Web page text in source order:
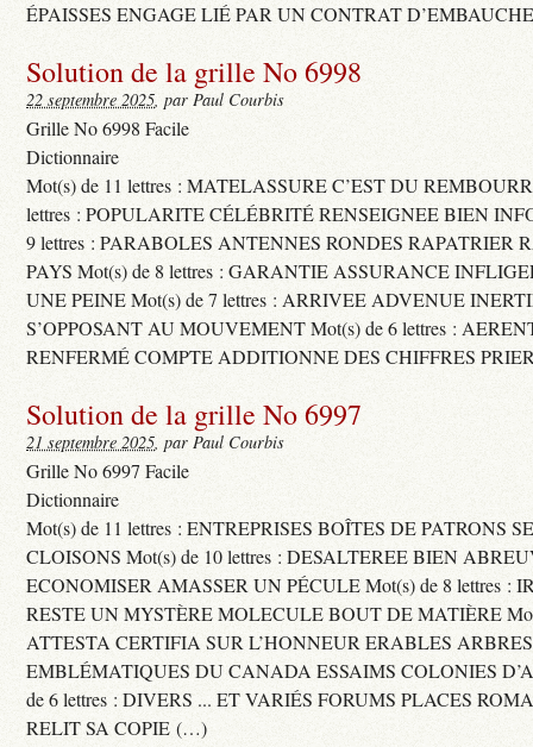
ÉPAISSES ENGAGE LIÉ PAR UN CONTRAT
Solution de la grille No 6998
22 septembre 2025, par Paul Courbis
Grille No 6998 Facile
Dictionnaire
Mot(s) de 11 lettres : MATELASSURE C’EST DU
lettres : POPULARITE CÉLÉBRITÉ RENSEIGNEE BIEN
9 lettres : PARABOLES ANTENNES RONDES RAPATRIER
PAYS Mot(s) de 8 lettres : GARANTIE ASSURANCE
UNE PEINE Mot(s) de 7 lettres : ARRIVEE ADVENUE
S’OPPOSANT AU MOUVEMENT Mot(s) de 6 lettres :
RENFERMÉ COMPTE ADDITIONNE DES CHIFFRES
Solution de la grille No 6997
21 septembre 2025, par Paul Courbis
Grille No 6997 Facile
Dictionnaire
Mot(s) de 11 lettres : ENTREPRISES BOÎTES DE PATRONS
CLOISONS Mot(s) de 10 lettres : DESALTEREE BIEN
ECONOMISER AMASSER UN PÉCULE Mot(s) de 8 lettres :
RESTE UN MYSTÈRE MOLECULE BOUT DE MATIÈRE
ATTESTA CERTIFIA SUR L’HONNEUR ERABLES ARBRES
EMBLÉMATIQUES DU CANADA ESSAIMS COLONIES
de 6 lettres : DIVERS ... ET VARIÉS FORUMS PLACES
RELIT SA COPIE (…)